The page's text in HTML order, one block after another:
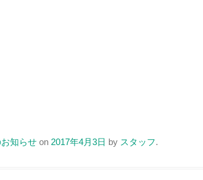
知らせ on 2017年4月3日 by スタッフ.